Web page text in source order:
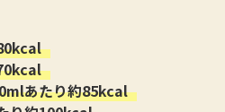
あたり約85kcal